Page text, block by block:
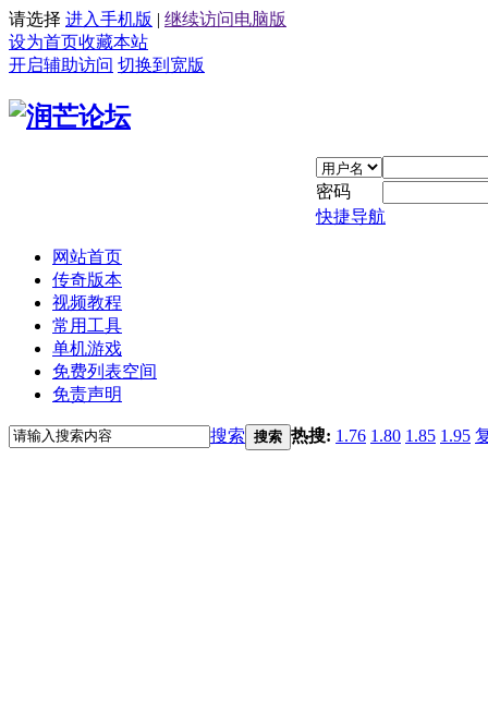
请选择 进入手机版 | 继续访问电脑版
设为首页收藏本站
开启辅助访问 切换到宽版
密码
快捷导航
网站首页
传奇版本
视频教程
常用工具
单机游戏
免费列表空间
免责声明
搜索 搜索 热搜: 1.76 1.80 1.85 1.95